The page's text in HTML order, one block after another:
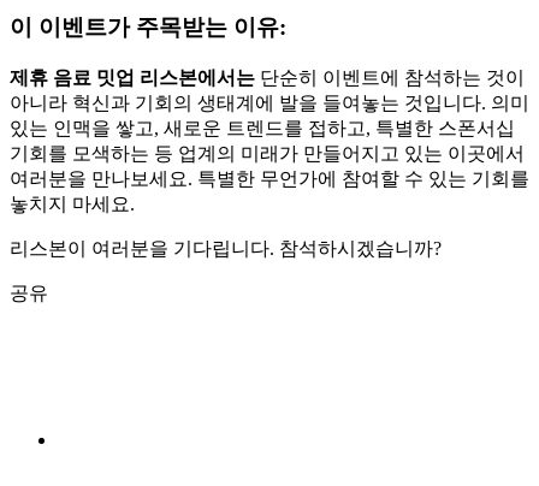
이 이벤트가 주목받는 이유:
제휴 음료 밋업 리스본에서는 단순히 이벤트에 참석하는 것이
아니라 혁신과 기회의 생태계에 발을 들여놓는 것입니다. 의미
있는 인맥을 쌓고, 새로운 트렌드를 접하고, 특별한 스폰서십
기회를 모색하는 등 업계의 미래가 만들어지고 있는 이곳에서
여러분을 만나보세요. 특별한 무언가에 참여할 수 있는 기회를
놓치지 마세요.
리스본이 여러분을 기다립니다. 참석하시겠습니까?
공유